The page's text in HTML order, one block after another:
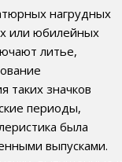
нагрудных
или юбилейных
литье,
таких значков
периоды,
была
выпусками.